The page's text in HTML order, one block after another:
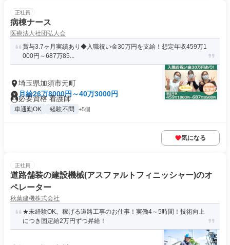
正社員
病棟ナース
医療法人社団弘人会
賞与3.7ヶ月実績あり◆入職祝い金30万円を支給！想定年収459万1
000円～687万85...
埼玉県加須市元町
月給26万8000円～40万3000円
必要資格 看護師
車通勤OK 経験不問 +5個
気になる
正社員
道路舗装の建設機械(アスファルトフィニッシャー)のオ
ペレーター
秋葉建機株式会社
★未経験OK。稼げる道路工事のお仕事！実働4～5時間！技術向上
につき固定給2万円ずつ昇給！